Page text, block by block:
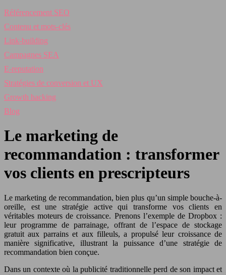
Référencement SEO
Contenu et mots-clés
Link-building
Campagnes SEA
E-reputation
Stratégies de conversion et UX
Growth hacking
Blog
Le marketing de
recommandation : transformer
vos clients en prescripteurs
Le marketing de recommandation, bien plus qu’un simple bouche-à-
oreille, est une stratégie active qui transforme vos clients en
véritables moteurs de croissance. Prenons l’exemple de Dropbox :
leur programme de parrainage, offrant de l’espace de stockage
gratuit aux parrains et aux filleuls, a propulsé leur croissance de
manière significative, illustrant la puissance d’une stratégie de
recommandation bien conçue.
Dans un contexte où la publicité traditionnelle perd de son impact et